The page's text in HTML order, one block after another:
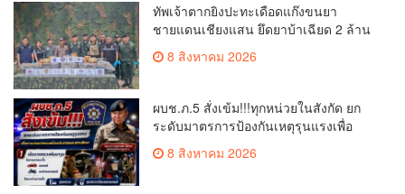
ทัพเจ้าตากยิงปะทะเดือดแก๊งขนยา
ชายแดนเชียงแสน ยึดยาบ้าเฉียด 2 ล้าน
8 สิงหาคม 2026
ผบช.ภ.5 สั่งเข้ม!!!ทุกหน่วยในสังกัด ยก
ระดับมาตรการป้องกันเหตุรุนแรงเพื่อ
ศึกษา8 สิงหาคม 2026